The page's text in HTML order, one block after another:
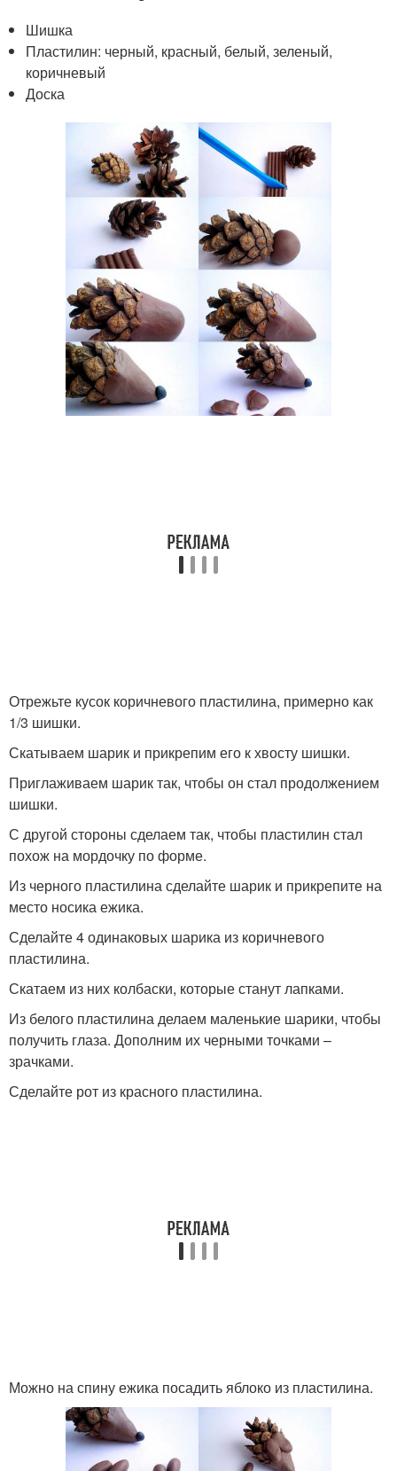
Шишка
Пластилин: черный, красный, белый, зеленый,
коричневый
Доска
Отрежьте кусок коричневого пластилина, примерно как
1/3 шишки.
Скатываем шарик и прикрепим его к хвосту шишки.
Приглаживаем шарик так, чтобы он стал продолжением
шишки.
С другой стороны сделаем так, чтобы пластилин стал
похож на мордочку по форме.
Из черного пластилина сделайте шарик и прикрепите на
место носика ежика.
Сделайте 4 одинаковых шарика из коричневого
пластилина.
Скатаем из них колбаски, которые станут лапками.
Из белого пластилина делаем маленькие шарики, чтобы
получить глаза. Дополним их черными точками –
зрачками.
Сделайте рот из красного пластилина.
Можно на спину ежика посадить яблоко из пластилина.